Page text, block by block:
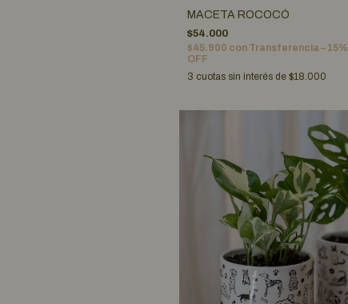
MACETA ROCOCÓ
$54.000
$45.900 con Transferencia – 15%
OFF
3 cuotas sin interés de $18.000